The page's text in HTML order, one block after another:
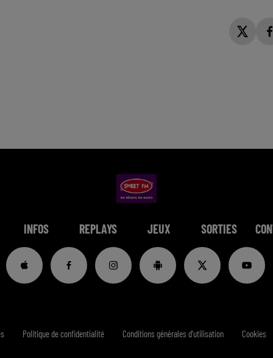
INFOS REPLAYS JEUX SORTIES
Politique de confidentialité Conditions générales d'utilisation Cookies